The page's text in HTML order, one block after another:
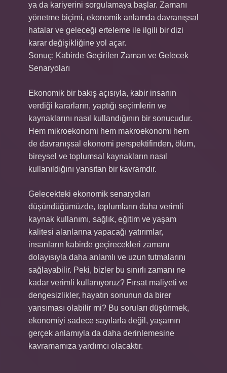
ya da kariyerini sorgulamaya başlar. Zamanı
yönetme biçimi, ekonomik anlamda davranışsal
hatalar ve geleceği erteleme ile ilgili bir dizi
karar değişikliğine yol açar.
Sonuç: Kabirde Geçirilen Zaman ve Gelecek
Senaryoları
Ekonomik bir bakış açısıyla, kabir insanın
verdiği kararların, yaptığı seçimlerin ve
kaynaklarını nasıl kullandığının bir sonucudur.
Hem mikroekonomi hem makroekonomi hem
de davranışsal ekonomi perspektifinden, ölüm,
bireysel ve toplumsal kaynakların nasıl
kullanıldığını yansıtan bir kavramdır.
Gelecekteki ekonomik senaryoları
düşündüğümüzde, toplumların daha verimli
kaynak kullanımı, sağlık, eğitim ve yaşam
kalitesi alanlarına yapacağı yatırımlar,
insanların kabirde geçirecekleri zamanı
dolayısıyla daha anlamlı ve uzun tutmalarını
sağlayabilir. Peki, bizler bu sınırlı zamanı ne
kadar verimli kullanıyoruz? Fırsat maliyeti ve
dengesizlikler, hayatın sonunun da birer
yansıması olabilir mi? Bu soruları düşünmek,
ekonomiyi sadece sayılarla değil, yaşamın
gerçek anlamıyla da daha derinlemesine
kavramamıza yardımcı olacaktır.